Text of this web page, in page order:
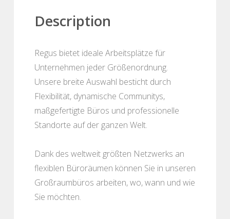
Description
Regus bietet ideale Arbeitsplätze für
Unternehmen jeder Größenordnung.
Unsere breite Auswahl besticht durch
Flexibilität, dynamische Communitys,
maßgefertigte Büros und professionelle
Standorte auf der ganzen Welt.
Dank des weltweit größten Netzwerks an
flexiblen Büroräumen können Sie in unseren
Großraumbüros arbeiten, wo, wann und wie
Sie möchten.